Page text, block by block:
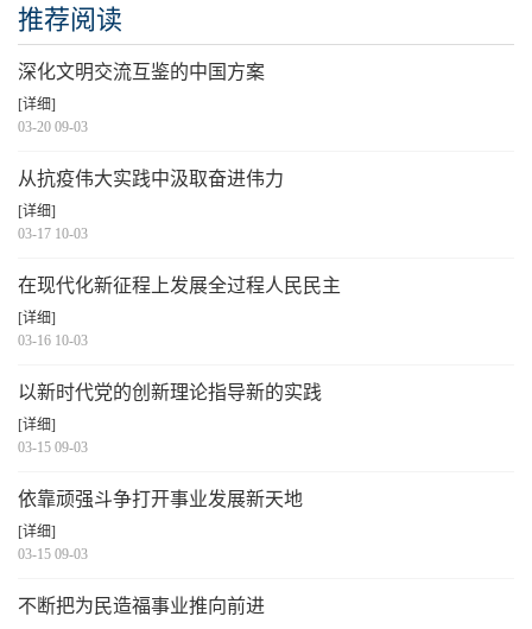
推荐阅读
深化文明交流互鉴的中国方案
[详细]
03-20 09-03
从抗疫伟大实践中汲取奋进伟力
[详细]
03-17 10-03
在现代化新征程上发展全过程人民民主
[详细]
03-16 10-03
以新时代党的创新理论指导新的实践
[详细]
03-15 09-03
依靠顽强斗争打开事业发展新天地
[详细]
03-15 09-03
不断把为民造福事业推向前进